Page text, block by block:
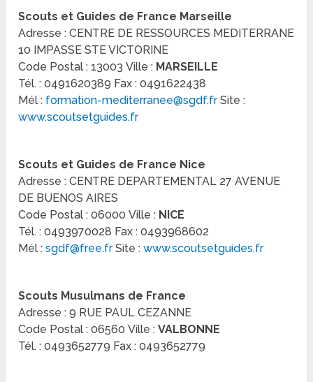
Scouts et Guides de France Marseille
Adresse : CENTRE DE RESSOURCES MEDITERRANE
10 IMPASSE STE VICTORINE
Code Postal : 13003 Ville : MARSEILLE
Tél. : 0491620389 Fax : 0491622438
Mél : formation-mediterranee@sgdf.frSite :
www.scoutsetguides.fr
Scouts et Guides de France Nice
Adresse : CENTRE DEPARTEMENTAL 27 AVENUE
DE BUENOS AIRES
Code Postal : 06000 Ville : NICE
Tél. : 0493970028 Fax : 0493968602
Mél :sgdf@free.frSite :www.scoutsetguides.fr
Scouts Musulmans de France
Adresse : 9 RUE PAUL CEZANNE
Code Postal : 06560 Ville :VALBONNE
Tél. : 0493652779 Fax : 0493652779